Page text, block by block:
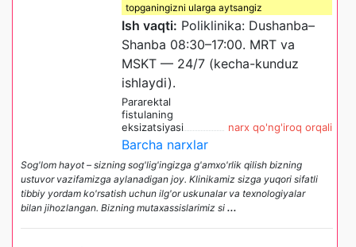
topganingizni ularga aytsangiz
Ish vaqti: Poliklinika: Dushanba–
Shanba 08:30–17:00. MRT va
MSKT — 24/7 (kecha-kunduz
ishlaydi).
Pararektal
fistulaning
eksizatsiyasi
narx qo'ng'iroq orqali
Barcha narxlar
Sog'lom hayot – sizning sog'lig'ingizga g'amxo'rlik qilish bizning
ustuvor vazifamizga aylanadigan joy. Klinikamiz sizga yuqori sifatli
tibbiy yordam ko'rsatish uchun ilg'or uskunalar va texnologiyalar
bilan jihozlangan. Bizning mutaxassislarimiz si ...